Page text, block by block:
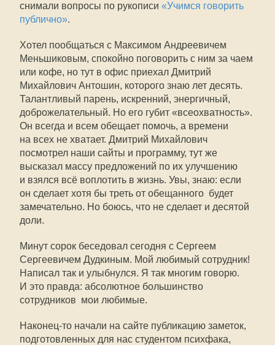
снимали вопросы по рукописи «Учимся говорить
публично».
Хотел пообщаться с Максимом Андреевичем
Меньшиковым, спокойно поговорить с ним за чаем
или кофе, но тут в офис приехал Дмитрий
Михайлович Антошин, которого знаю лет десять.
Талантливый парень, искренний, энергичный,
доброжелательный. Но его губит «всеохватность».
Он всегда и всем обещает помочь, а времени
на всех не хватает. Дмитрий Михайлович
посмотрел наши сайты и программу, тут же
высказал массу предложений по их улучшению
и взялся всё воплотить в жизнь. Увы, знаю: если
он сделает хотя бы треть от обещанного  будет
замечательно. Но боюсь, что не сделает и десятой
доли.
Минут сорок беседовал сегодня с Сергеем
Сергеевичем Дудкиным. Мой любимый сотрудник!
Написал так и улыбнулся. Я так многим говорю.
И это правда: абсолютное большинство
сотрудников  мои любимые.
Наконец-то начали на сайте публикацию заметок,
подготовленных для нас студентом психфака,